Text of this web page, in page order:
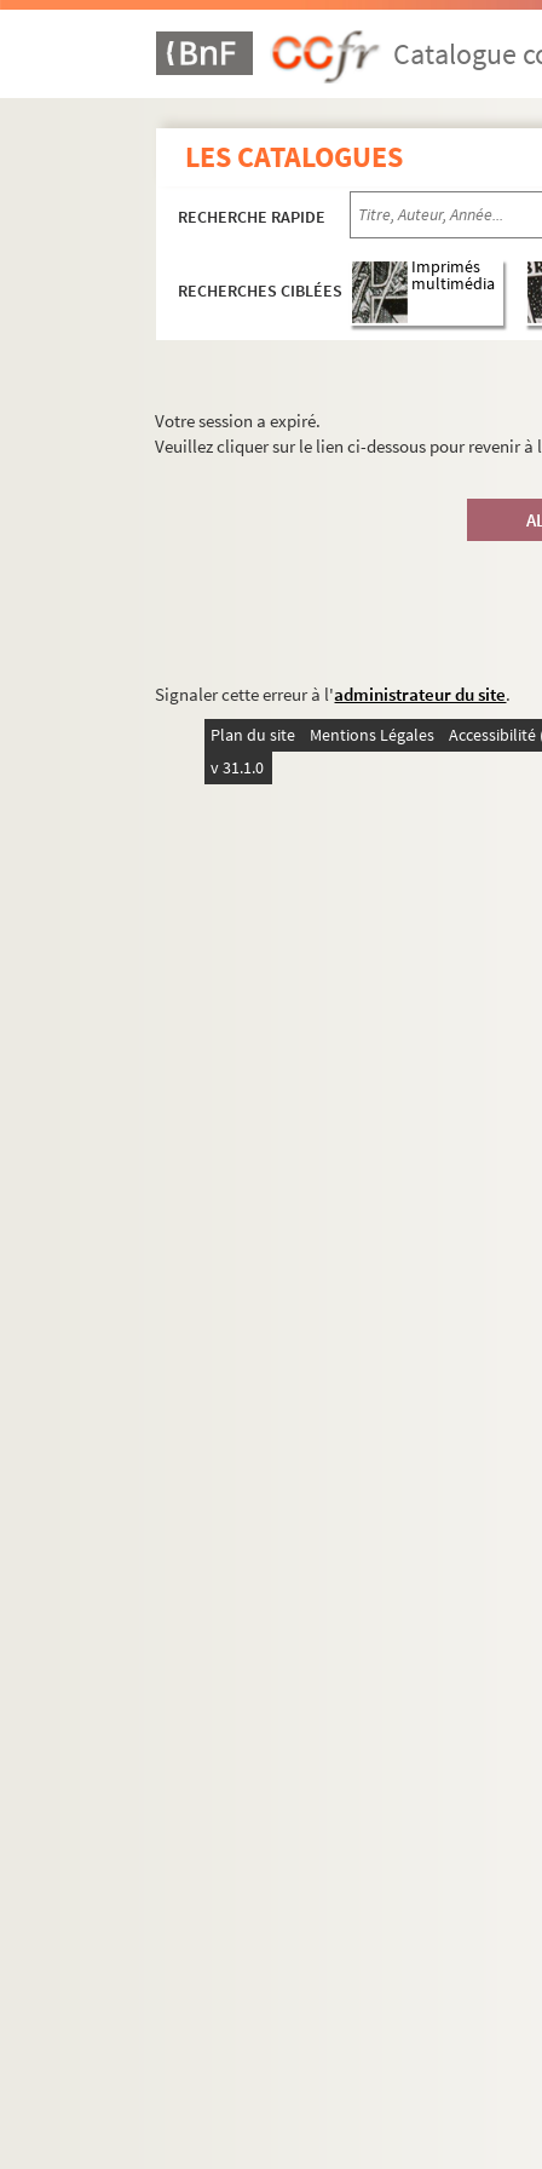
Catalogue
LES CATALOGUES
RECHERCHE RAPIDE
RECHERCHES CIBLÉES
Imprimés
multimédia
Votre session a expiré.
Veuillez cliquer sur le lien ci-dessous pour revenir
Signaler cette erreur à l'administrateur du site.
Plan du site Mentions Légales
v 31.1.0